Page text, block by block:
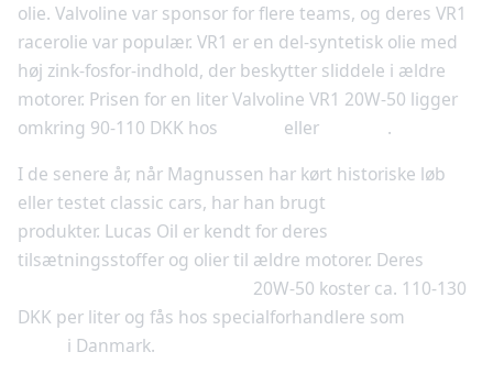
olie. Valvoline var sponsor for flere teams, og deres VR1
racerolie var populær. VR1 er en del-syntetisk olie med
høj zink-fosfor-indhold, der beskytter sliddele i ældre
motorer. Prisen for en liter Valvoline VR1 20W-50 ligger
omkring 90-110 DKK hos
eller
.
I de senere år, når Magnussen har kørt historiske løb
eller testet classic cars, har han brugt
produkter. Lucas Oil er kendt for deres
tilsætningsstoffer og olier til ældre motorer. Deres
20W-50 koster ca. 110-130
DKK per liter og fås hos specialforhandlere som
i Danmark.